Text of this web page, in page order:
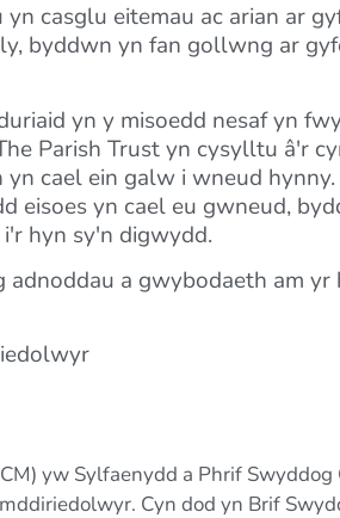
casglu eitemau ac arian ar
byddwn yn fan gollwng ar
yn y misoedd nesaf yn
Parish Trust yn cysylltu â'r
cael ein galw i wneud
yn cael eu gwneud,
hyn sy'n digwydd.
a gwybodaeth am
yw Sylfaenydd a Phrif
Cyn dod yn Brif